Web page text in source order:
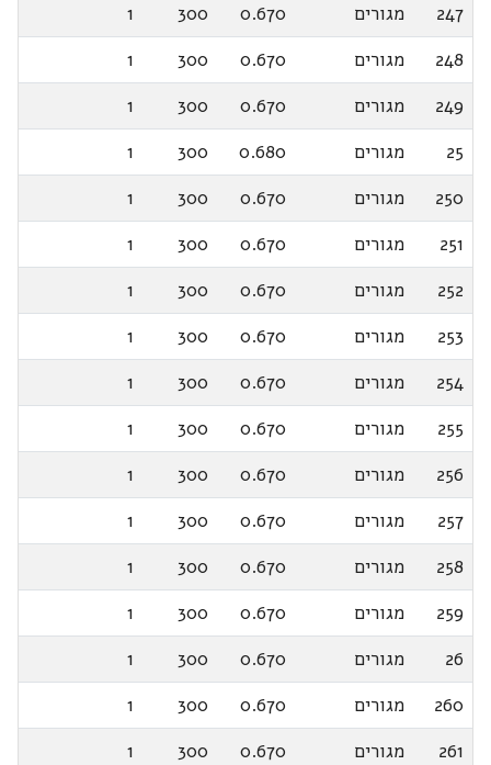
247
מגורים 0.670
300
1
248
מגורים 0.670
300
1
249
מגורים 0.670
300
1
25
מגורים 0.680
300
1
250
מגורים 0.670
300
1
251
מגורים 0.670
300
1
252
מגורים 0.670
300
1
253
מגורים 0.670
300
1
254
מגורים 0.670
300
1
255
מגורים 0.670
300
1
256
מגורים 0.670
300
1
257
מגורים 0.670
300
1
258
מגורים 0.670
300
1
259
מגורים 0.670
300
1
26
מגורים 0.670
300
1
260
מגורים 0.670
300
1
261
מגורים 0.670
300
1